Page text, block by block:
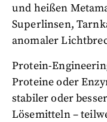
und heißen
Superlinsen,
anomaler
Protein-
Proteine oder
stabiler oder
Lösemitteln –